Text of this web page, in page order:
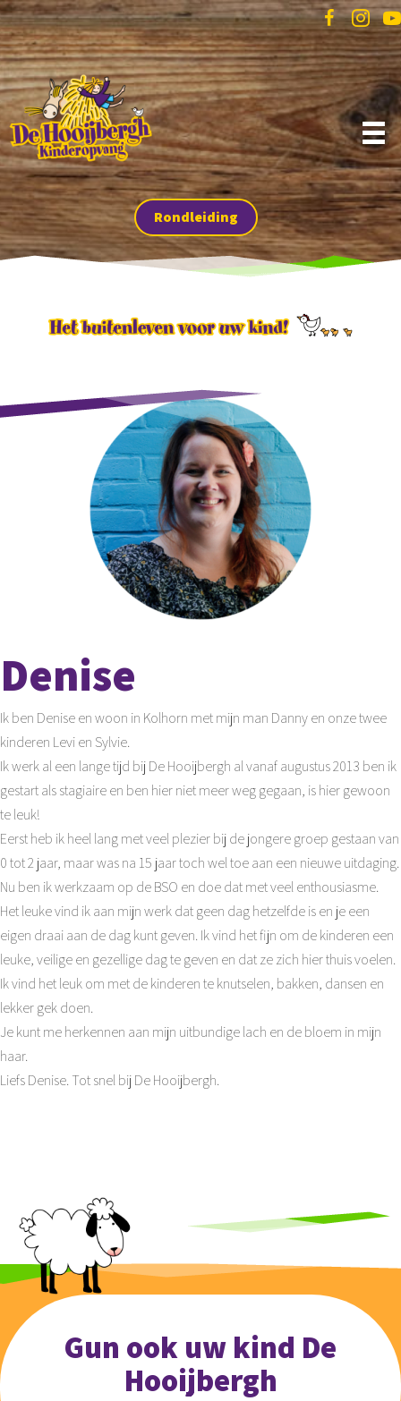
Rondleiding
Denise
Ik ben Denise en woon in Kolhorn met mijn man Danny en onze twee
kinderen Levi en Sylvie.
Ik werk al een lange tijd bij De Hooijbergh al vanaf augustus 2013 ben ik
gestart als stagiaire en ben hier niet meer weg gegaan, is hier gewoon
te leuk!
Eerst heb ik heel lang met veel plezier bij de jongere groep gestaan van
0 tot 2 jaar, maar was na 15 jaar toch wel toe aan een nieuwe uitdaging.
Nu ben ik werkzaam op de BSO en doe dat met veel enthousiasme.
Het leuke vind ik aan mijn werk dat geen dag hetzelfde is en je een
eigen draai aan de dag kunt geven. Ik vind het fijn om de kinderen een
leuke, veilige en gezellige dag te geven en dat ze zich hier thuis voelen.
Ik vind het leuk om met de kinderen te knutselen, bakken, dansen en
lekker gek doen.
Je kunt me herkennen aan mijn uitbundige lach en de bloem in mijn
haar.
Liefs Denise. Tot snel bij De Hooijbergh.
Gun ook uw kind De
Hooijbergh